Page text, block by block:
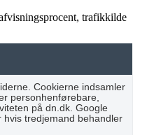
trafikkilde
Cookierne indsamler
personhenførebare,
på dn.dk. Google
tredjemand behandler